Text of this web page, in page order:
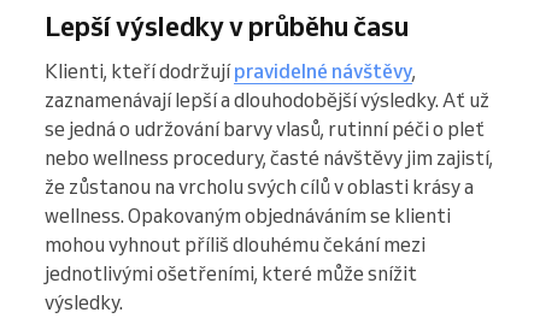
Lepší výsledky v průběhu času
Klienti, kteří dodržujípravidelné návštěvy,
zaznamenávají lepší a dlouhodobější výsledky. Ať už
se jedná o udržování barvy vlasů, rutinní péči o pleť
nebo wellness procedury, časté návštěvy jim zajistí,
že zůstanou na vrcholu svých cílů v oblasti krásy a
wellness. Opakovaným objednáváním se klienti
mohou vyhnout příliš dlouhému čekání mezi
jednotlivými ošetřeními, které může snížit
výsledky.